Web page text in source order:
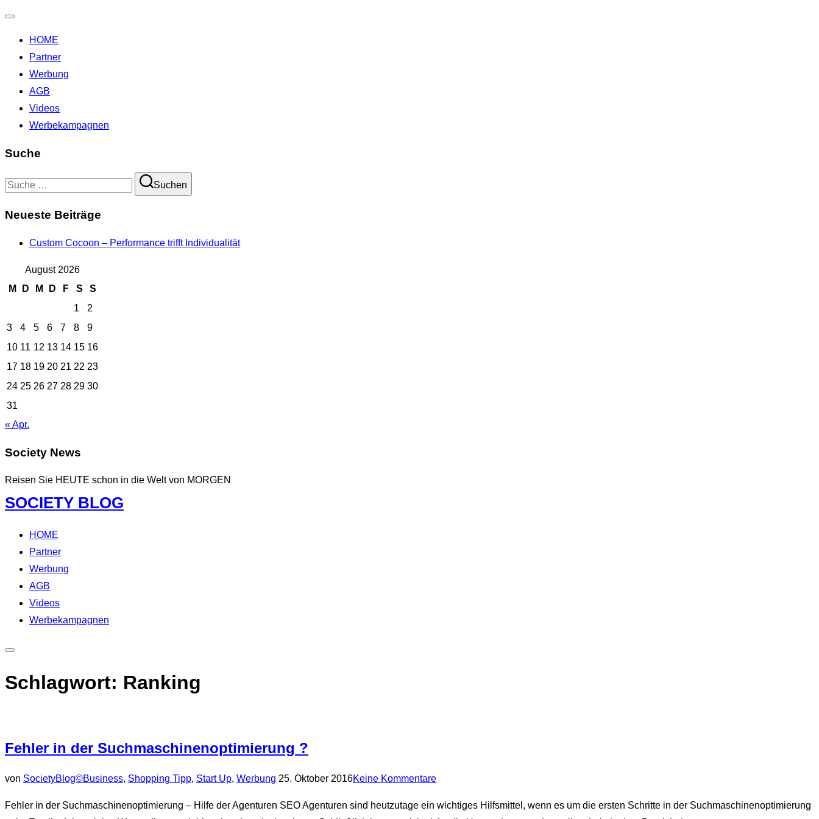
umschalten
HOME
Partner
Werbung
AGB
Videos
Werbekampagnen
Suche
Suchen
Suchen
Neueste Beiträge
Custom Cocoon – Performance trifft Individualität
August 2026
M
D M D F S
S
1
2
3
4 5 6 7 8
9
10 11 12 13 14 15 16
17 18 19 20 21 22 23
24 25 26 27 28 29 30
31
« Apr.
Society News
Reisen Sie HEUTE schon in die Welt von MORGEN
Zum
Inhalt
springen
SOCIETY BLOG
HOME
Partner
Werbung
AGB
Videos
Werbekampagnen
&
Navigation
Schlagwort: Ranking
Fehler in der Suchmaschinenoptimierung ?
von SocietyBlog©Business, Shopping Tipp, Start Up, Werbung Veröffentlicht
25. Oktober 2016Keine Kommentare
Fehler in der Suchmaschinenoptimierung – Hilfe der Agenturen SEO Agenturen sind heutzutage ein wichtiges Hilfsmittel, wenn es um die ersten Schritte in der Suchmaschinenoptimierung